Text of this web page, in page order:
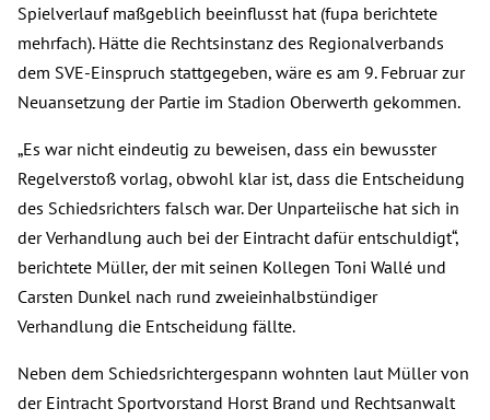
Spielverlauf maßgeblich beeinflusst hat (fupa berichtete
mehrfach). Hätte die Rechtsinstanz des Regionalverbands
dem SVE-Einspruch stattgegeben, wäre es am 9. Februar zur
Neuansetzung der Partie im Stadion Oberwerth gekommen.
„Es war nicht eindeutig zu beweisen, dass ein bewusster
Regelverstoß vorlag, obwohl klar ist, dass die Entscheidung
des Schiedsrichters falsch war. Der Unparteiische hat sich in
der Verhandlung auch bei der Eintracht dafür entschuldigt“,
berichtete Müller, der mit seinen Kollegen Toni Wallé und
Carsten Dunkel nach rund zweieinhalbstündiger
Verhandlung die Entscheidung fällte.
Neben dem Schiedsrichtergespann wohnten laut Müller von
der Eintracht Sportvorstand Horst Brand und Rechtsanwalt